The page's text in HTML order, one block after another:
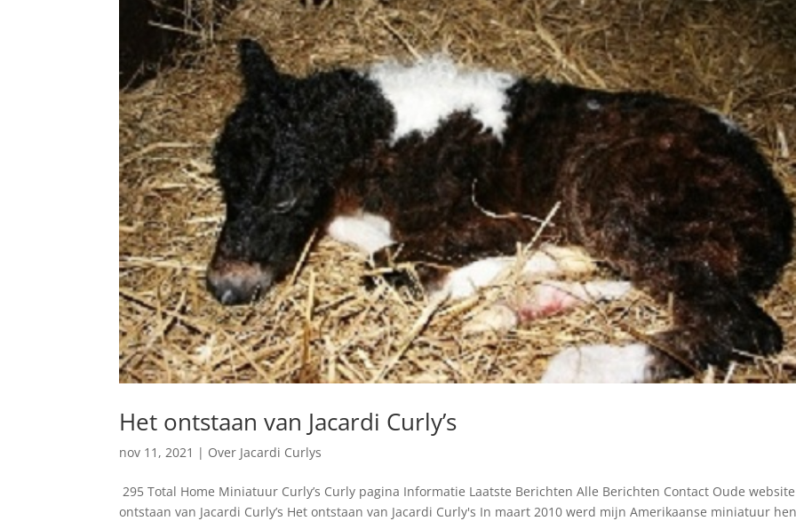
Het ontstaan van Jacardi Curly’s
nov 11, 2021 | Over Jacardi Curlys
295 Total Home Miniatuur Curly’s Curly pagina Informatie Laatste Berichten Alle Berichten Contact Oude
ontstaan van Jacardi Curly’s Het ontstaan van Jacardi Curly's In maart 2010 werd mijn Amerikaanse miniatuur